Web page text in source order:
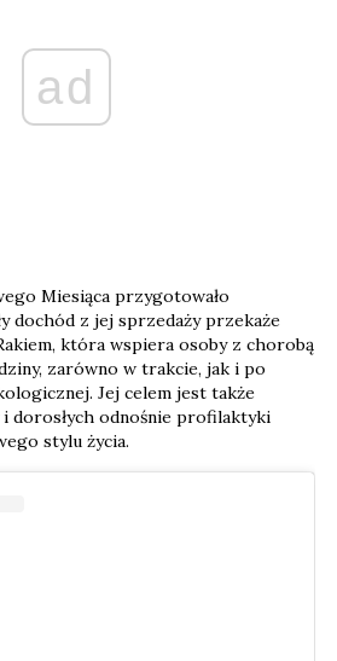
ad
Miesiąca przygotowało
dochód z jej sprzedaży przekaże
która wspiera osoby z chorobą
zarówno w trakcie, jak i po
Jej celem jest także
i dorosłych odnośnie profilaktyki
stylu życia.